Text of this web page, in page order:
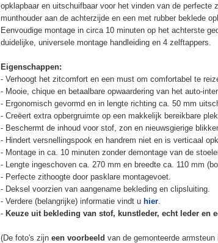
opklapbaar en uitschuifbaar voor het vinden van de
munthouder aan de achterzijde en een met rubber beklede
Eenvoudige montage in circa 10 minuten op het achterste
duidelijke, universele montage handleiding en 4 zelftappers.
Eigenschappen:
- Verhoogt het zitcomfort en een must om comfortabel te
- Mooie, chique en betaalbare opwaardering van het auto-
- Ergonomisch gevormd en in lengte richting ca. 50 mm
- Creëert extra opbergruimte op een makkelijk bereikbare plek.
- Beschermt de inhoud voor stof, zon en nieuwsgierige
- Hindert versnellingspook en handrem niet en is verticaal
- Montage in ca. 10 minuten zonder demontage van de
- Lengte ingeschoven ca. 270 mm en breedte ca. 110 mm
- Perfecte zithoogte door pasklare montagevoet.
- Deksel voorzien van aangename bekleding en clipsluiting.
- Verdere (belangrijke) informatie vindt u hier.
- Keuze uit bekleding van stof, kunstleder, echt leder en
(De foto's zijn een voorbeeld van de gemonteerde armsteun